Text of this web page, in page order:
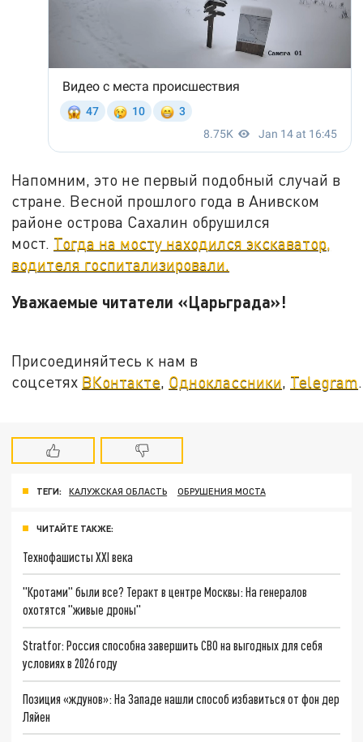
Напомним, это не первый подобный случай в
стране. Весной прошлого года в Анивском
районе острова Сахалин обрушился
мост. Тогда на мосту находился экскаватор,
водителя госпитализировали.
Уважаемые читатели «Царьграда»!
Присоединяйтесь к нам в
соцсетях ВКонтакте, Одноклассники, Telegram.
ТЕГИ: КАЛУЖСКАЯ ОБЛАСТЬ ОБРУШЕНИЯ МОСТА
ЧИТАЙТЕ ТАКЖЕ:
Технофашисты XXI века
"Кротами" были все? Теракт в центре Москвы: На генералов
охотятся "живые дроны"
Stratfor: Россия способна завершить СВО на выгодных для себя
условиях в 2026 году
Позиция «ждунов»: На Западе нашли способ избавиться от фон дер
Ляйен